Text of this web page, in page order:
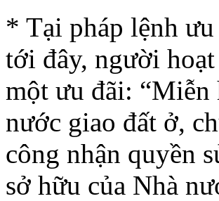
* Tại pháp lệnh
tới đây, người
một ưu đãi: “Miễn
nước giao đất ở,
công nhận quyền
sở hữu của Nhà